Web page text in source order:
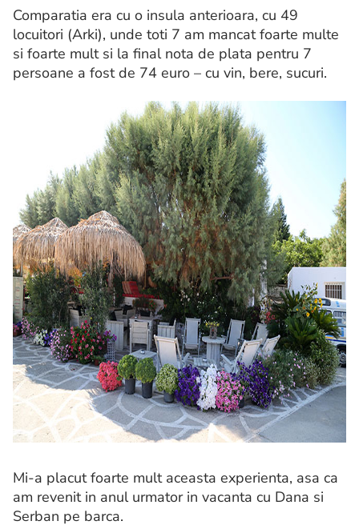
Comparatia era cu o insula anterioara, cu 49
locuitori (Arki), unde toti 7 am mancat foarte multe
si foarte mult si la final nota de plata pentru 7
persoane a fost de 74 euro – cu vin, bere, sucuri.
Mi-a placut foarte mult aceasta experienta, asa ca
am revenit in anul urmator in vacanta cu Dana si
Serban pe barca.